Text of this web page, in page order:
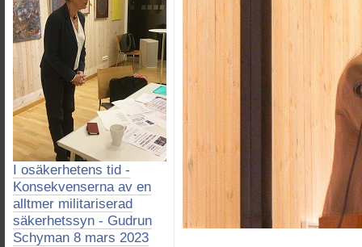
I osäkerhetens tid -
Konsekvenserna av en
alltmer militariserad
säkerhetssyn - Gudrun
Schyman 8 mars 2023